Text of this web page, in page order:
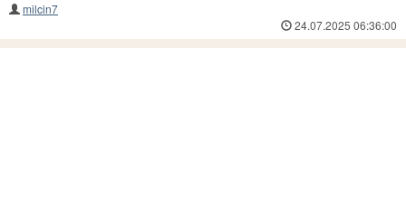
milcin7
24.07.2025 06:36:00